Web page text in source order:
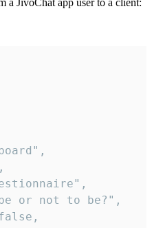
a JivoChat app user to a client: